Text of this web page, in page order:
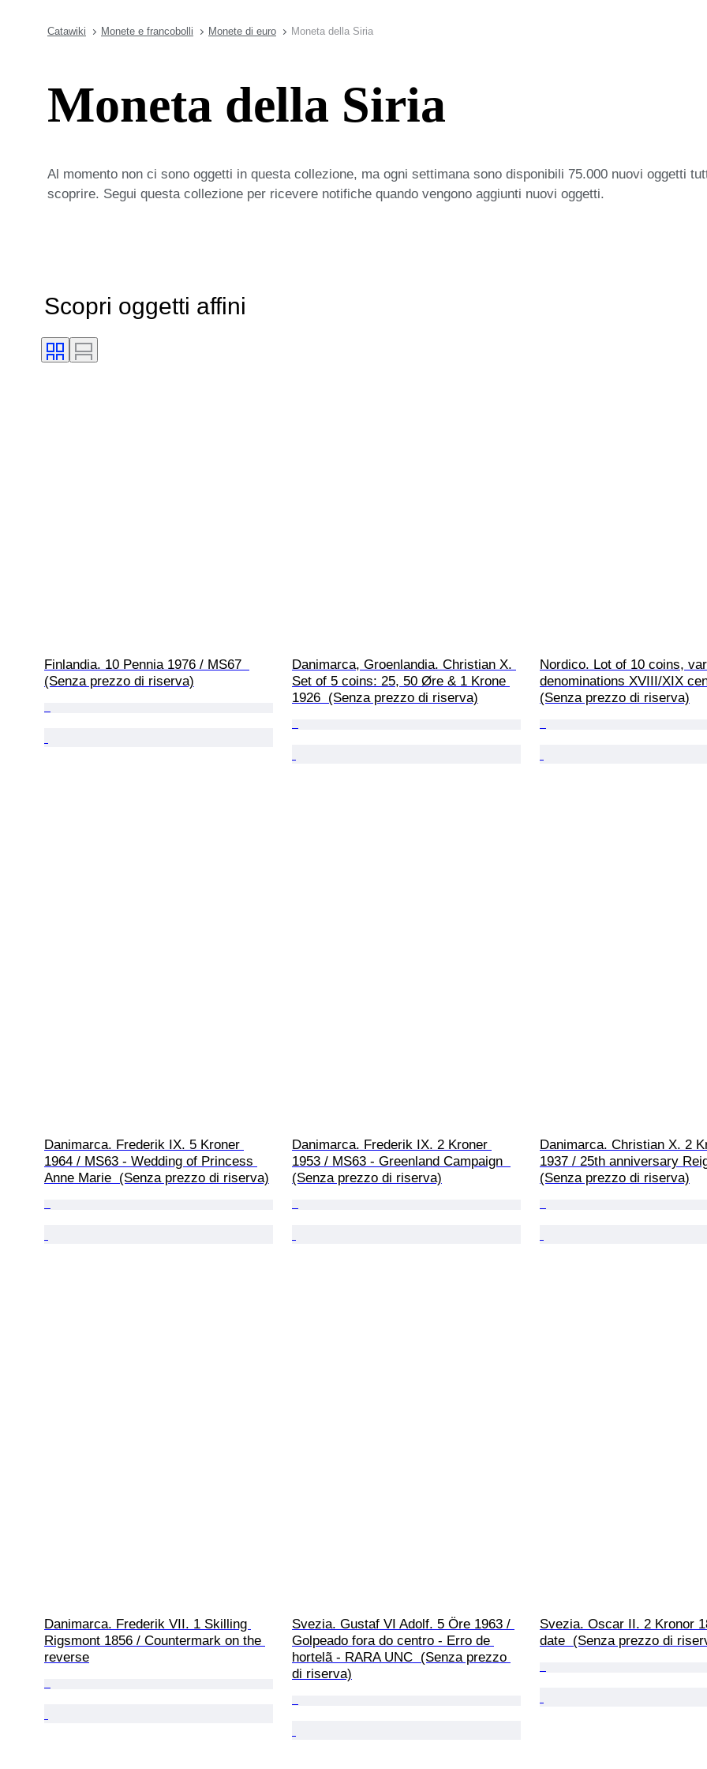
Catawiki Monete e francobolli Monete di euro Moneta della Siria
Moneta della Siria
Al momento non ci sono oggetti in questa collezione, ma ogni settimana sono disponibili 75.000 nuovi oggetti
scoprire. Segui questa collezione per ricevere notifiche quando vengono aggiunti nuovi oggetti.
Scopri oggetti affini
Finlandia. 10 Pennia 1976 / MS67
(Senza prezzo di riserva)
Danimarca, Groenlandia. Christian X.
Set of 5 coins: 25, 50 Øre & 1 Krone
1926  (Senza prezzo di riserva)
Nordico. Lot of 10 coins,
denominations XVIII/XIX
(Senza prezzo di riserva)
Danimarca. Frederik IX. 5 Kroner
1964 / MS63 - Wedding of Princess
Anne Marie  (Senza prezzo di riserva)
Danimarca. Frederik IX. 2 Kroner
1953 / MS63 - Greenland Campaign
(Senza prezzo di riserva)
Danimarca. Christian X. 2
1937 / 25th anniversary
(Senza prezzo di riserva)
Danimarca. Frederik VII. 1 Skilling
Rigsmont 1856 / Countermark on the
reverse
Svezia. Gustaf VI Adolf. 5 Öre 1963 /
Golpeado fora do centro - Erro de
hortelã - RARA UNC  (Senza prezzo
di riserva)
Svezia. Oscar II. 2 Kronor
date  (Senza prezzo di